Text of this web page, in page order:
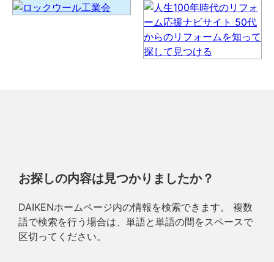
お探しの内容は見つかりましたか？
DAIKENホームページ内の情報を検索できます。 複数
語で検索を行う場合は、単語と単語の間をスペースで
区切ってください。